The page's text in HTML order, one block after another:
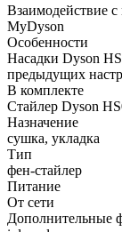
Взаимодействие
MyDyson
Особенности
Насадки Dyson
предыдущих
В комплекте
Стайлер Dyson
Назначение
сушка, укладка
Тип
фен-стайлер
Питание
От сети
Дополнительные